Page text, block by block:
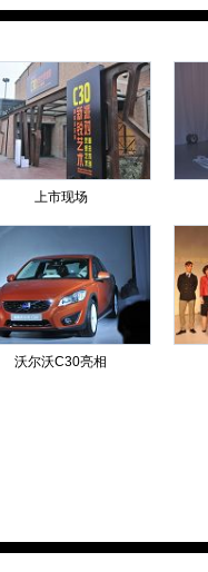
上市现场
沃尔沃C30亮相